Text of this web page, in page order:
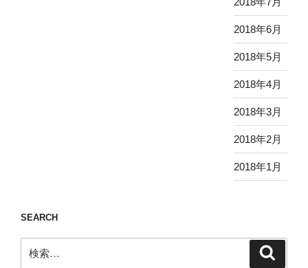
2018年6月
2018年5月
2018年4月
2018年3月
2018年2月
2018年1月
SEARCH
索: